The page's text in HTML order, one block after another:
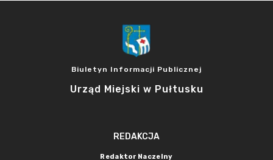
Biuletyn Informacji Publicznej
Urząd Miejski w Pułtusku
REDAKCJA
Redaktor Naczelny